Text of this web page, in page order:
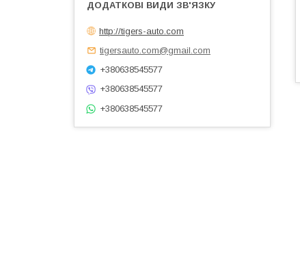
http://tigers-auto.com
tigersauto.com@gmail.com
+380638545577
+380638545577
+380638545577